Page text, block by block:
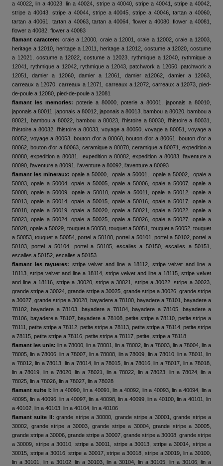
a 40022, lin a 40023, lin a 40024, stripe a 40040, stripe a 40041, stripe a 40042,
stripe a 40043, stripe a 40044, stripe a 40045, stripe a 40046, tartan a 40060,
tartan a 40061, tartan a 40063, tartan a 40064, flower a 40080, flower a 40081,
flower a 40082, flower a 40083
flamant caractere: craie a 12000, craie a 12001, craie a 12002, craie a 12003,
heritage a 12010, heritage a 12011, heritage a 12012, costume a 12020, costume
a 12021, costume a 12022, costume a 12023, rythmique a 12040, rythmique a
12041, rythmique a 12042, rythmique a 12043, patchwork a 12050, patchwork a
12051, damier a 12060, damier a 12061, damier a12062, damier a 12063,
carreaux a 12070, carreaux a 12071, carreaux a 12072, carreaux a 12073, pied-
de-poule a 12080, pied-de-poule a 12081
flamant les memories: poterie a 80000, poterie a 80001, japonais a 80010,
japonais a 80011, japonais a 80012, japonais a 80013, bambou a 80020, bambou a
80021, bambou a 80022, bambou a 80023, l'histoire a 80030, l'histoire a 80031,
l'histoire a 80032, l'histoire a 80033, voyage a 80050, voyage a 80051, voyage a
80052, voyage a 80053, bouton d'or a 80060, bouton d'or a 80061, bouton d'or a
80062, bouton d'or a 80063, ceramique a 80070, ceramique a 80071, expedition a
80080, expedition a 80081, expedition a 80082, expedition a 80083, l'aventure a
80090, l'aventure a 80091, l'aventure a 80092, l'aventure a 80093
flamant les mineraux: opale a 50000, opale a 50001, opale a 50002, opale a
50003, opale a 50004, opale a 50005, opale a 50006, opale a 50007, opale a
50008, opale a 50009, opale a 50010, opale a 50011, opale a 50012, opale a
50013, opale a 50014, opale a 50015, opale a 50016, opale a 50017, opale a
50018, opale a 50019, opale a 50020, opale a 50021, opale a 50022, opale a
50023, opale a 50024, opale a 50025, opale a 50026, opale a 50027, opale a
50028, opale a 50029, touquet a 50050, touquet a 50051, touquet a 50052, touquet
a 50053, touquet a 50054, portel a 50100, portel a 50101, portel a 50102, portel a
50103, portel a 50104, portel a 50105, escalles a 50150, escalles a 50151,
escalles a 50152, escalles a 50153
flamant les rayueres: stripe velvet and line a 18112, stripe velvet and line a
18113, stripe velvet and line a 18114, stripe velvet and line a 18115, stripe velvet
and line a 18116, stripe a 30020, stripe a 30021, stripe a 30022, stripe a 30023,
grande stripe a 30024, grande stripe a 30025, grande stripe a 30026, grande stripe
a 30027, grande stripe a 30028, bayadere a 78100, bayadere a 78101, bayadere a
78102, bayadere a 78103, bayadere a 78104, bayadere a 78105, bayadere a
78106, bayadere a 78107, bayadere a 78108, petite stripe a 78110, petite stripe a
78111, petite stripe a 78112, petite stripe a 78113, petite stripe a 78114, petite stripe
a 78115, petite stripe a 78116, petite stripe a 78117, petite, stripe a 78118
flamant les unis: lin a 78000, lin a 78001, lin a 78002, lin a 78003, lin a 78004, lin a
78005, lin a 78006, lin a 78007, lin a 78008, lin a 78009, lin a 78010, lin a 78011, lin
a 78012, lin a 78013, lin a 78014, lin a 78015, lin a 78016, lin a 78017, lin a 78018,
lin a 78019, lin a 78020, lin a 78021, lin a 78022, lin a 78023, lin a 78024, lin a
78025, lin a 78026, lin a 78027, lin a 78028
flamant suite I: lin a 40090, lin a 40091, lin a 40092, lin a 40093, lin a 40094, lin a
40095, lin a 40096, lin a 40097, lin a 40098, lin a 40099, lin a 40100, lin a 40101, lin
a 40102, lin a 40103, lin a 40104, lin a 40106
flamant suite II: grande stripe a 30000, grande stripe a 30001, grande stripe a
30002, grande stripe a 30003, grande stripe a 30004, grande stripe a 30005,
grande stripe a 30006, grande stripe a 30007, grande stripe a 30008, grande stripe
a 30009, stripe a 30010, stripe a 30011, stripe a 30013, stripe a 30014, stripe a
30015, stripe a 30016, stripe a 30017, stripe a 30018, stripe a 30019, lin a 30100,
lin a 30101, lin a 30102, lin a 30103, lin a 30104, lin a 30105, lin a 30106, lin a